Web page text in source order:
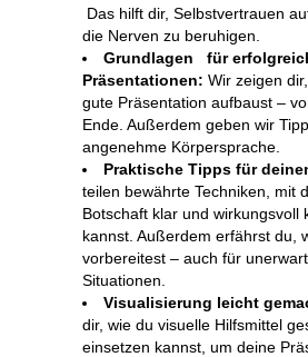
Das hilft dir, Selbstvertrauen
die Nerven zu beruhigen.
Grundlagen für
Präsentationen: Wir zeigen
gute Präsentation aufbaust –
Ende. Außerdem geben wir
angenehme Körpersprache.
Praktische Tipps für
teilen bewährte Techniken, mit
Botschaft klar und wirkungsvoll
kannst. Außerdem erfährst du,
vorbereitest – auch für
Situationen.
Visualisierung leicht
dir, wie du visuelle Hilfsmittel
einsetzen kannst, um deine